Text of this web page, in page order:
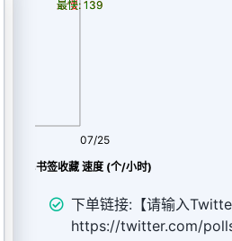
书签收藏 速度 (个/小时)
07/25
最慢: 139
最快: 139
下单链接:【请输入
https://twitter.com/